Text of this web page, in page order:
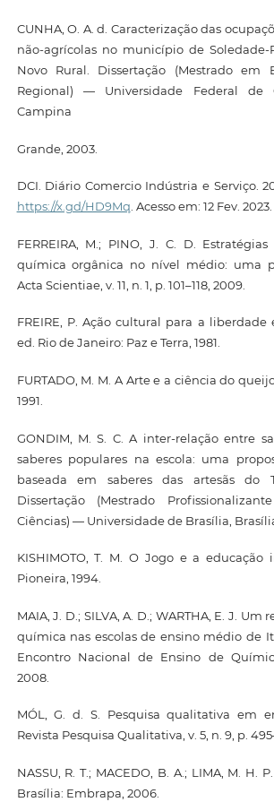
CUNHA, O. A. d. Caracterização das
não-agrícolas no município de
Novo Rural. Dissertação (Mestrado em
Regional) — Universidade Federal de
Campina
Grande, 2003.
DCI. Diário Comercio Indústria e Serviço.
https://x.gd/HD9Mq. Acesso em: 12 Fev. 2023.
FERREIRA, M.; PINO, J. C. D.
química orgânica no nível médio: uma
Acta Scientiae, v. 11, n. 1, p. 101–118, 2009.
FREIRE, P. Ação cultural para a liberdade
ed. Rio de Janeiro: Paz e Terra, 1981.
FURTADO, M. M. A Arte e a ciência do
1991.
GONDIM, M. S. C. A inter-relação entre
saberes populares na escola: uma
baseada em saberes das artesãs do
Dissertação (Mestrado
Ciências) — Universidade de Brasília,
KISHIMOTO, T. M. O Jogo e a educação
Pioneira, 1994.
MAIA, J. D.; SILVA, A. D.; WARTHA, E. J.
química nas escolas de ensino médio de
Encontro Nacional de Ensino de
2008.
MÓL, G. d. S. Pesquisa qualitativa em
Revista Pesquisa Qualitativa, v. 5, n. 9, p.
NASSU, R. T.; MACEDO, B. A.; LIMA, M. H.
Brasília: Embrapa, 2006.